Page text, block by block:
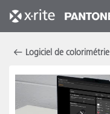
Logiciel de colorimétrie